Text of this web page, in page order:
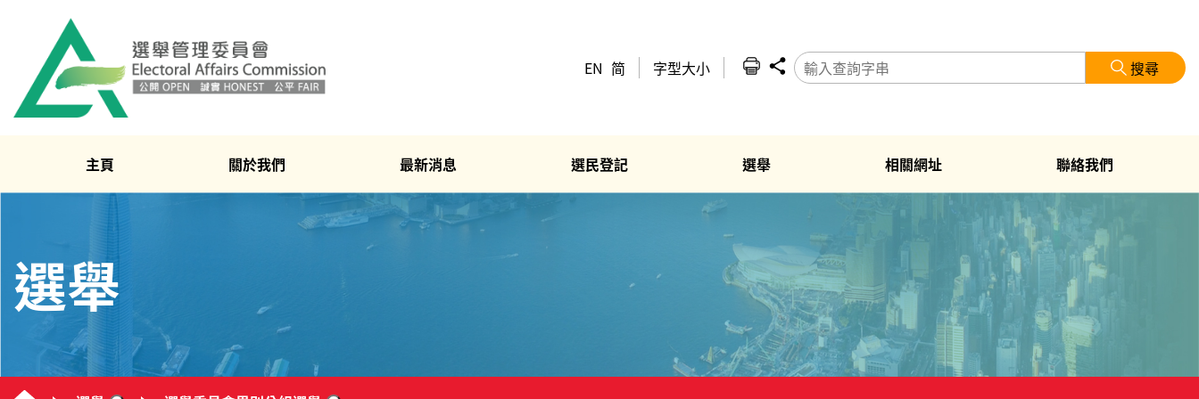
EN 简 字型大小 搜尋
主頁 關於我們 最新消息 選民登記 選舉 相關網址 聯絡我們
選舉